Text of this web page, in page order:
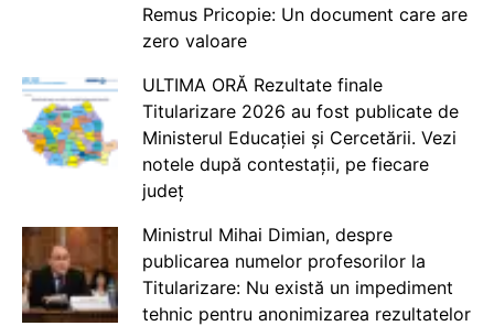
Remus Pricopie: Un document care are
zero valoare
ULTIMA ORĂ Rezultate finale
Titularizare 2026 au fost publicate de
Ministerul Educației și Cercetării. Vezi
notele după contestații, pe fiecare
județ
Ministrul Mihai Dimian, despre
publicarea numelor profesorilor la
Titularizare: Nu există un impediment
tehnic pentru anonimizarea rezultatelor